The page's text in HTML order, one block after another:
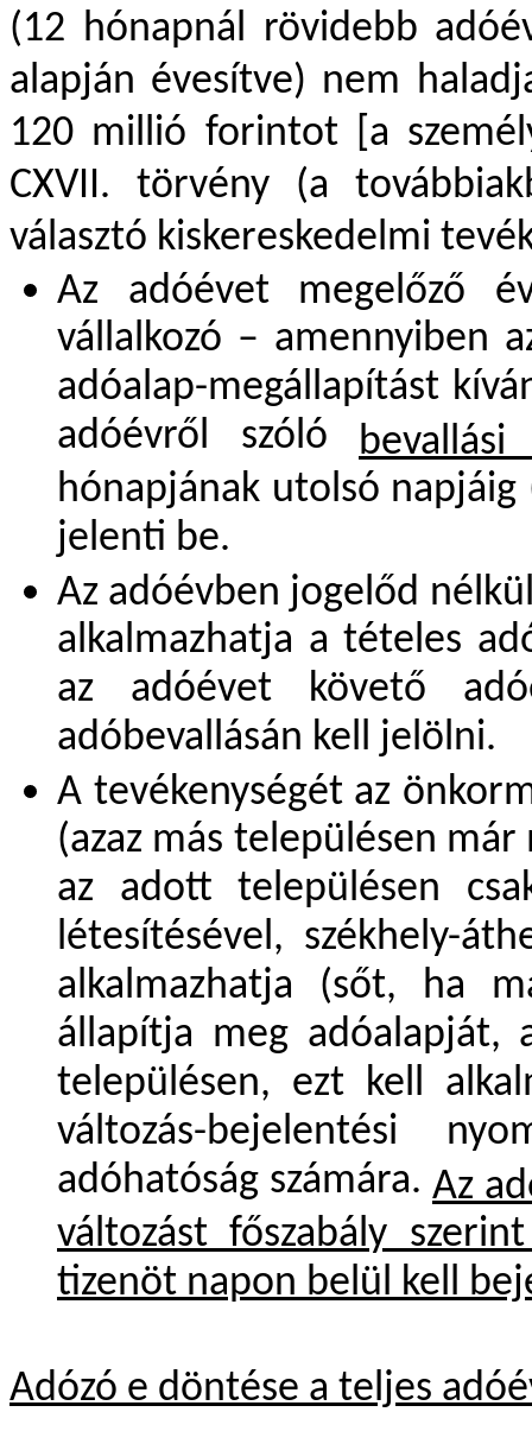
(12 hónapnál rövidebb
alapján évesítve) nem
120 millió forintot [a
CXVII. törvény (a
választó kiskereskedelmi
Az adóévet megelőző
vállalkozó – amennyiben
adóalap-megállapítást
adóévről szóló
bevallási
hónapjának utolsó
jelenti be.
Az adóévben jogelőd
alkalmazhatja a tételes
az adóévet követő
adóbevallásán kell jelölni.
A tevékenységét az
(azaz más településen
az adott településen
létesítésével, székhely-
alkalmazhatja (sőt, ha
állapítja meg adóalapját,
településen, ezt kell
változás-bejelentési
adóhatóság számára. Az
változást főszabály
tizenöt napon belül kell
Adózó e döntése a teljes